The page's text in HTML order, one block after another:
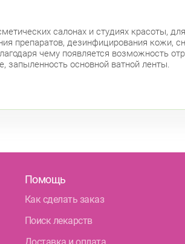
салонах и студиях красоты,
препаратов, дезинфицирования кожи,
чему появляется возможность
запыленность основной ватной ленты.
Помощь
Как сделать заказ
Поиск лекарств
Доставка и оплата